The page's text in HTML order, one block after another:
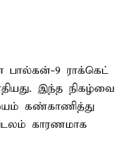
பால்கன்-9 ராக்கெட்
இந்த நிகழ்வை
கண்காணித்து
காரணமாக